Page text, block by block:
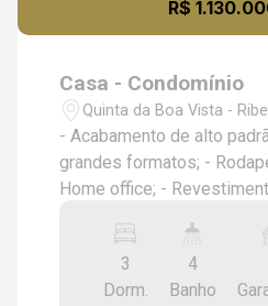
R$
Casa - Condomínio
Quinta da Boa Vista -
- Acabamento de alto
grandes formatos; -
Home office; -
revestimento cerâmico,
preparada para aquecimento; - Ilha e
dos banheiros em granito; - Cooktop,
3
Dorm.
4
Banho